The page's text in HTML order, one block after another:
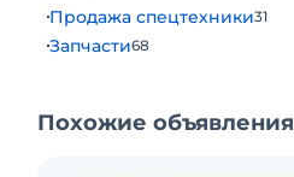
Продажа спецтехники31
Запчасти68
Похожие объявления